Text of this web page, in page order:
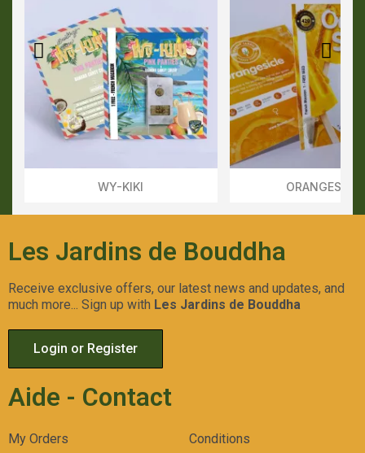
Aperçu Rapide
WY-KIKI Aperçu
Les Jardins de Bouddha
Receive exclusive offers, our latest news and updates, and
much more... Sign up with Les Jardins de Bouddha
Login or Register
Aide - Contact
My Orders Conditions